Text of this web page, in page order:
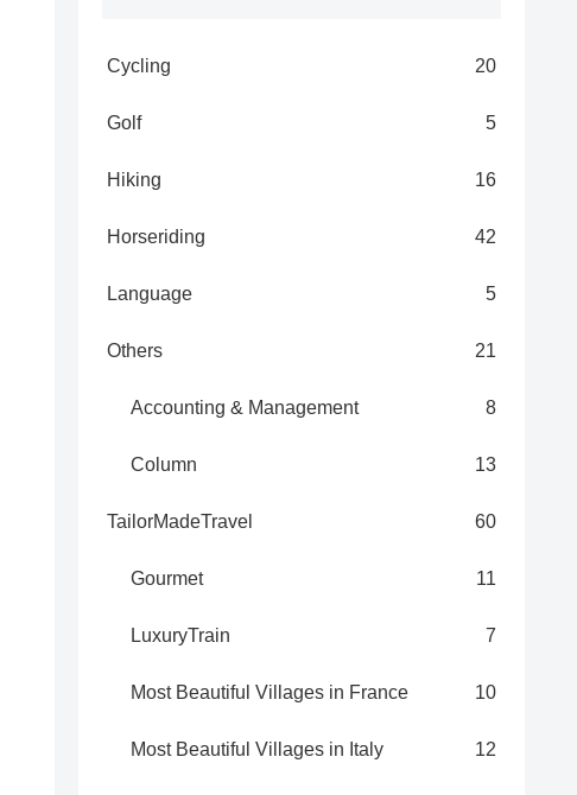
Cycling 20
Golf 5
Hiking 16
Horseriding 42
Language 5
Others 21
Accounting & Management 8
Column 13
TailorMadeTravel 60
Gourmet 11
LuxuryTrain 7
Most Beautiful Villages in France 10
Most Beautiful Villages in Italy 12